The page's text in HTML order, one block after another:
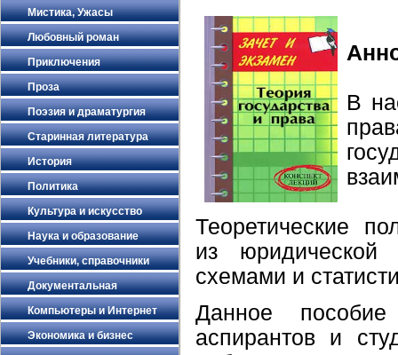
Мистика, Ужасы
Любовный роман
Приключения
Проза
Поэзия и драматургия
Старинная литература
История
Политика
Культура и искусство
Наука и образование
Учебники, справочники
Документальная
Компьютеры и Интернет
Экономика и бизнес
В
Теоретичеcкие
из юридической
схемами и
Данное пособие
аcпирантов и